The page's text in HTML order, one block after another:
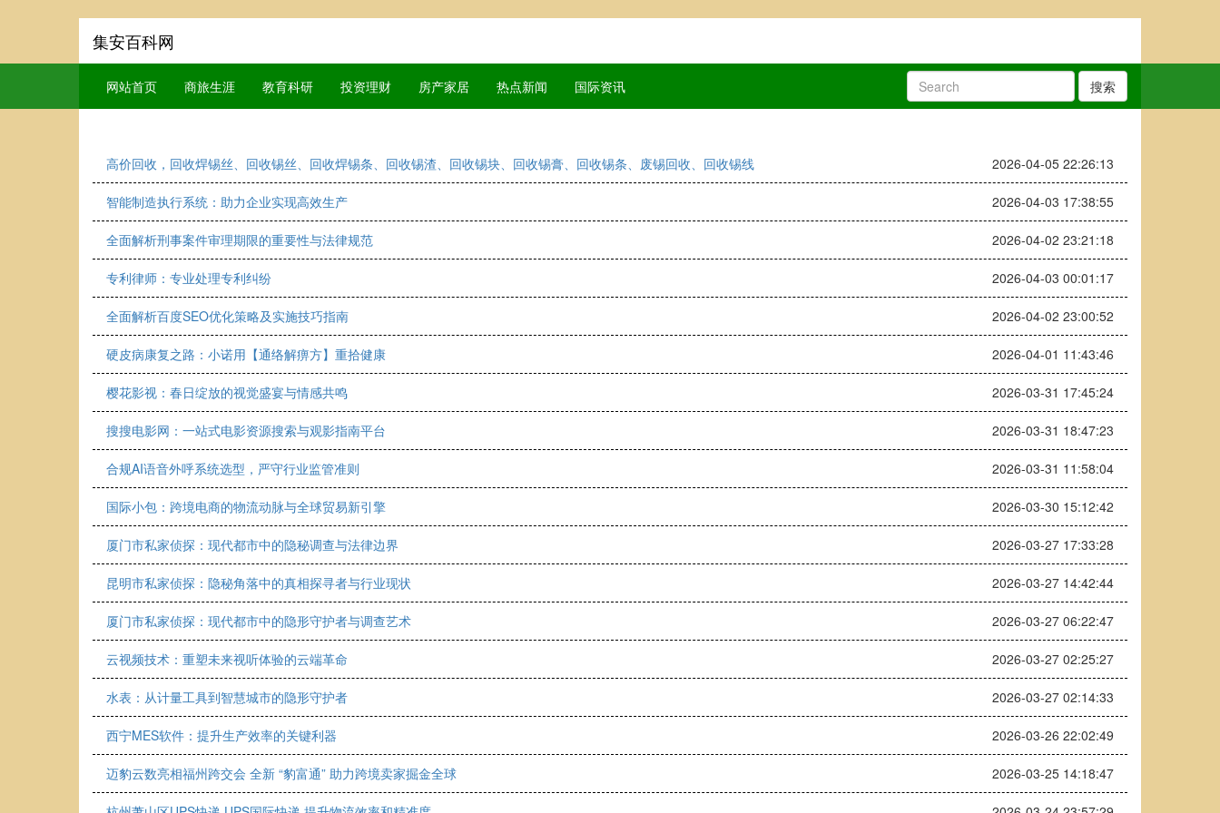
集安百科网
网站首页 商旅生涯 教育科研 投资理财 房产家居 热点新闻 国际资讯 搜索
高价回收，回收焊锡丝、回收锡丝、回收焊锡条、回收锡渣、回收锡块、回收锡膏、回收锡条、废锡回收、回收锡线 2026-04-05 22:26:13
智能制造执行系统：助力企业实现高效生产 2026-04-03 17:38:55
全面解析刑事案件审理期限的重要性与法律规范 2026-04-02 23:21:18
专利律师：专业处理专利纠纷 2026-04-03 00:01:17
全面解析百度SEO优化策略及实施技巧指南 2026-04-02 23:00:52
硬皮病康复之路：小诺用【通络解痹方】重拾健康 2026-04-01 11:43:46
樱花影视：春日绽放的视觉盛宴与情感共鸣 2026-03-31 17:45:24
搜搜电影网：一站式电影资源搜索与观影指南平台 2026-03-31 18:47:23
合规AI语音外呼系统选型，严守行业监管准则 2026-03-31 11:58:04
国际小包：跨境电商的物流动脉与全球贸易新引擎 2026-03-30 15:12:42
厦门市私家侦探：现代都市中的隐秘调查与法律边界 2026-03-27 17:33:28
昆明市私家侦探：隐秘角落中的真相探寻者与行业现状 2026-03-27 14:42:44
厦门市私家侦探：现代都市中的隐形守护者与调查艺术 2026-03-27 06:22:47
云视频技术：重塑未来视听体验的云端革命 2026-03-27 02:25:27
水表：从计量工具到智慧城市的隐形守护者 2026-03-27 02:14:33
西宁MES软件：提升生产效率的关键利器 2026-03-26 22:02:49
迈豹云数亮相福州跨交会 全新 “豹富通” 助力跨境卖家掘金全球 2026-03-25 14:18:47